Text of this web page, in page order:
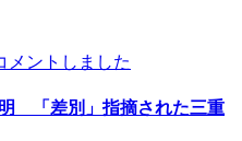
メントしました
明 「差別」指摘された三重